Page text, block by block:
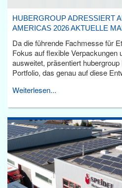
HUBERGROUP ADRESSIERT
AMERICAS 2026 AKTUELLE
Da die führende Fachmesse für
Fokus auf flexible Verpackungen
ausweitet, präsentiert
Portfolio, das genau auf diese
Weiterlesen...